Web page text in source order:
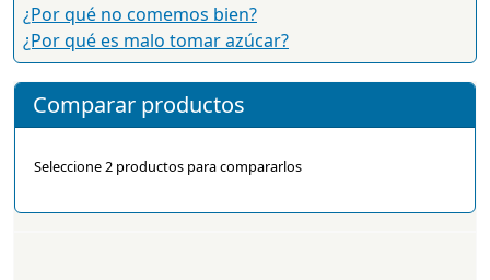
¿Por qué no comemos bien?
¿Por qué es malo tomar azúcar?
Comparar productos
Seleccione 2 productos para compararlos